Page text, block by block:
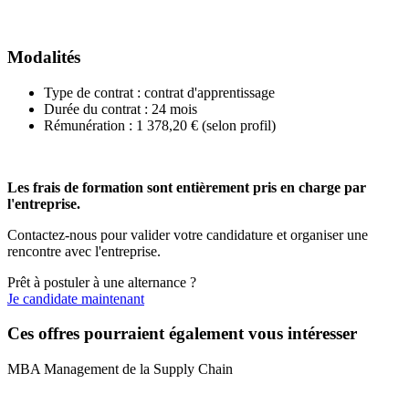
Modalités
Type de contrat : contrat d'apprentissage
Durée du contrat : 24 mois
Rémunération : 1 378,20 € (selon profil)
Les frais de formation sont entièrement pris en charge par
l'entreprise.
Contactez-nous pour valider votre candidature et organiser une
rencontre avec l'entreprise.
Prêt à postuler à une alternance ?
Je candidate maintenant
Ces offres pourraient également vous intéresser
MBA Management de la Supply Chain